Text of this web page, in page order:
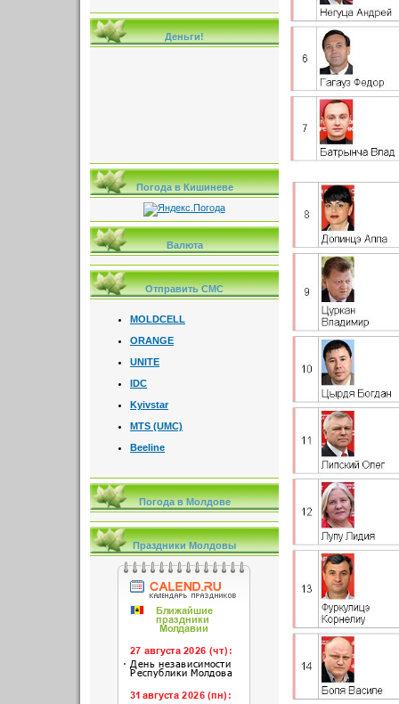
Деньги!
Погода в Кишиневе
Валюта
Отправить СМС
MOLDCELL
ORANGE
UNITE
IDC
Kyivstar
MTS (UMC)
Beeline
Погода в Молдове
Праздники Молдовы